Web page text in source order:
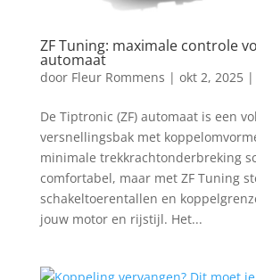
ZF Tuning: maximale controle
automaat
door Fleur Rommens | okt 2, 2025|
De Tiptronic (ZF) automaat is een
versnellingsbak met
minimale trekkrachtonderbreking
comfortabel, maar met ZF Tuning
schakeltoerentallen en
jouw motor en rijstijl. Het...